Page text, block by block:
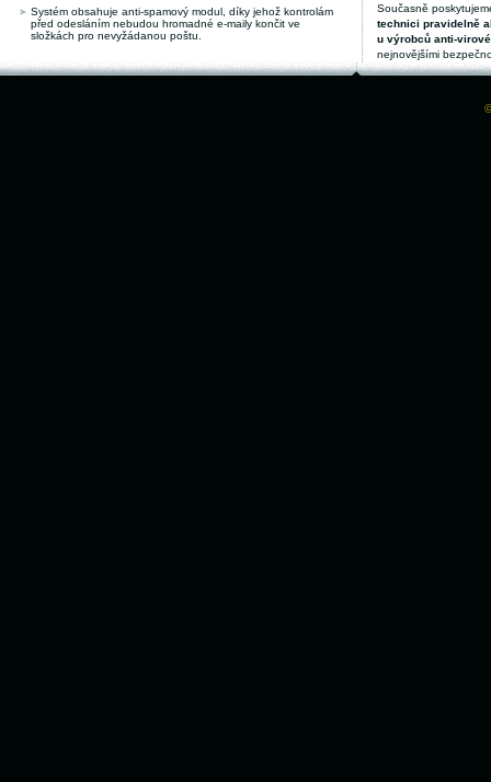
Systém obsahuje anti-spamový modul, díky jehož kontrolám
před odesláním nebudou hromadné e-maily končit ve
složkách pro nevyžádanou poštu.
Současně
technici pravidelně
u výrobců anti-
nejnovějšími